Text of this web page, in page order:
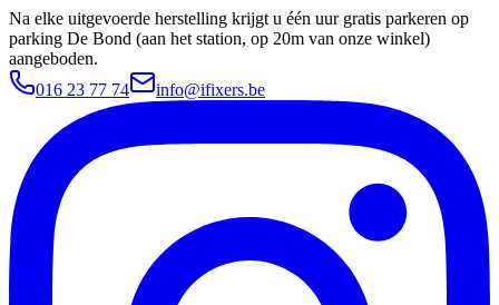
Na elke uitgevoerde herstelling krijgt u één uur gratis parkeren op
parking De Bond (aan het station, op 20m van onze winkel)
aangeboden.
016 23 77 74
info@ifixers.be